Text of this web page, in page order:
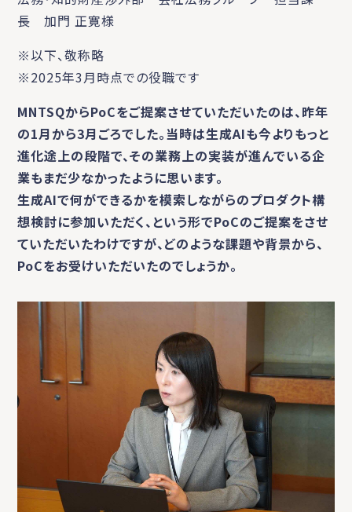
長 加門 正寛様
※以下、敬称略
※2025年3月時点での役職です
MNTSQからPoCをご提案させていただいたのは、昨年
の1月から3月ごろでした。当時は生成AIも今よりもっと
進化途上の段階で、その業務上の実装が進んでいる企
業もまだ少なかったように思います。
生成AIで何ができるかを模索しながらのプロダクト構
想検討に参加いただく、という形でPoCのご提案をさせ
ていただいたわけですが、どのような課題や背景から、
PoCをお受けいただいたのでしょうか。